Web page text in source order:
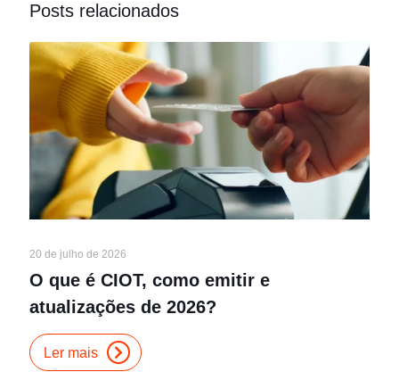
Posts relacionados
20 de julho de 2026
O que é CIOT, como emitir e
atualizações de 2026?
Ler mais